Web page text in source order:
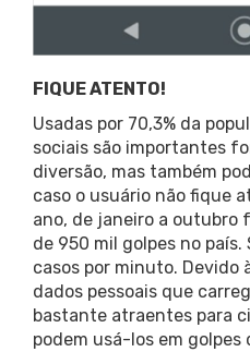
FIQUE ATENTO!
Usadas por 70,3% da
sociais são importantes
diversão, mas também
caso o usuário não fique
ano, de janeiro a outubro
de 950 mil golpes no
casos por minuto.
dados pessoais que
bastante atraentes para
podem usá-los em golpes